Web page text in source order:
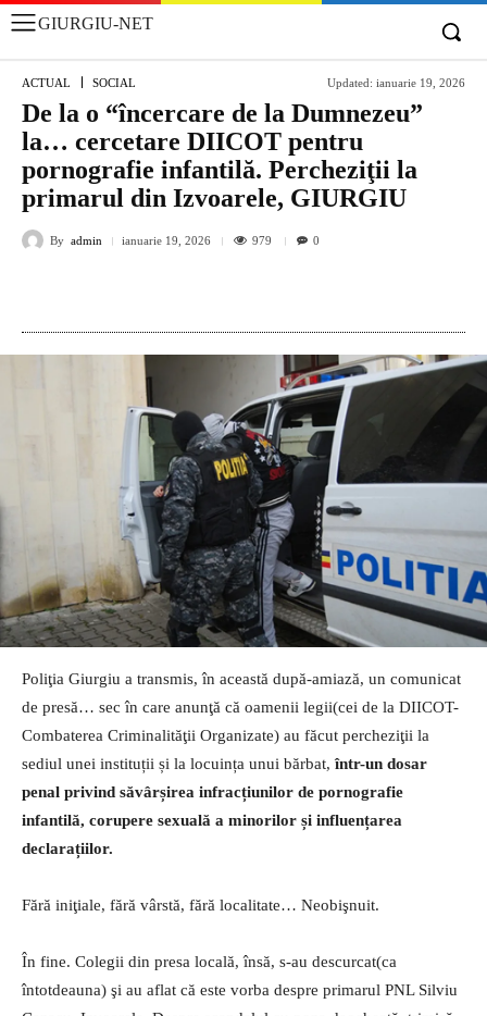
GIURGIU-NET
ACTUAL SOCIAL Updated: ianuarie 19, 2026
De la o “încercare de la Dumnezeu”
la… cercetare DIICOT pentru
pornografie infantilă. Percheziţii la
primarul din Izvoarele, GIURGIU
By admin ianuarie 19, 2026 979 0
Poliţia Giurgiu a transmis, în această după-amiază, un comunicat
de presă… sec în care anunţă că oamenii legii(cei de la DIICOT-
Combaterea Criminalităţii Organizate) au făcut percheziţii la
sediul unei instituții și la locuința unui bărbat, într-un dosar
penal privind săvârșirea infracțiunilor de pornografie
infantilă, corupere sexuală a minorilor și influențarea
declarațiilor.
Fără iniţiale, fără vârstă, fără localitate… Neobişnuit.
În fine. Colegii din presa locală, însă, s-au descurcat(ca
întotdeauna) şi au aflat că este vorba despre primarul PNL Silviu